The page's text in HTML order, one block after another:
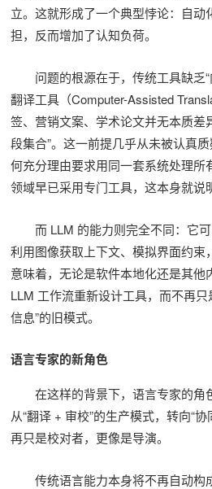
立。这就形成了一个典型悖论：自动
担，反而增加了认知负荷。
问题的根源在于，传统工具缺乏
翻译工具（Computer-Assisted
签、营销文案、学术论文并无本质差
段集合”。这一前提几乎从未被认真
何充分理由要求用同一套系统处理所
领域早已采用专门工具，这本身就说
而 LLM 的能力则完全不同：它
利用图像获取上下文、模拟界面约束
意味着，无论是软件本地化还是其他
LLM 工作流重新设计工具，而不再
信息”的旧模式。
语言专家的新角色
在这样的背景下，语言专家的角
从“翻译 + 审校”的生产模式，转向“
再只是校对者，更像是导演。
传统语言能力本身将不再自动构